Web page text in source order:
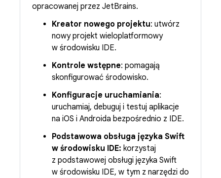
opracowanej przez JetBrains.
Kreator nowego projektu: utwórz
nowy projekt wieloplatformowy
w środowisku IDE.
Kontrole wstępne: pomagają
skonfigurować środowisko.
Konfiguracje uruchamiania:
uruchamiaj, debuguj i testuj aplikacje
na iOS i Androida bezpośrednio z IDE.
Podstawowa obsługa języka Swift
w środowisku IDE: korzystaj
z podstawowej obsługi języka Swift
w środowisku IDE, w tym z narzędzi do